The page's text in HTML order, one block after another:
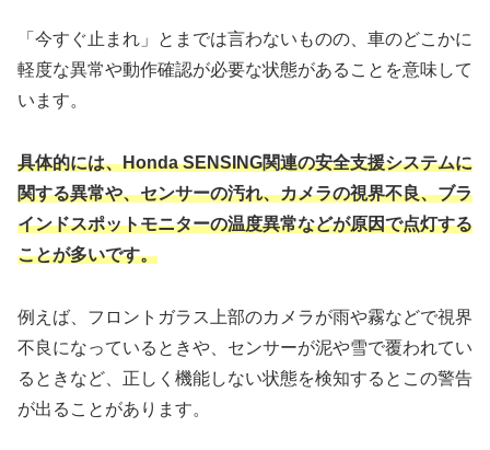
「今すぐ止まれ」とまでは言わないものの、車のどこかに
軽度な異常や動作確認が必要な状態があることを意味して
います。
具体的には、Honda SENSING関連の安全支援システムに
関する異常や、センサーの汚れ、カメラの視界不良、ブラ
インドスポットモニターの温度異常などが原因で点灯する
ことが多いです。
例えば、フロントガラス上部のカメラが雨や霧などで視界
不良になっているときや、センサーが泥や雪で覆われてい
るときなど、正しく機能しない状態を検知するとこの警告
が出ることがあります。